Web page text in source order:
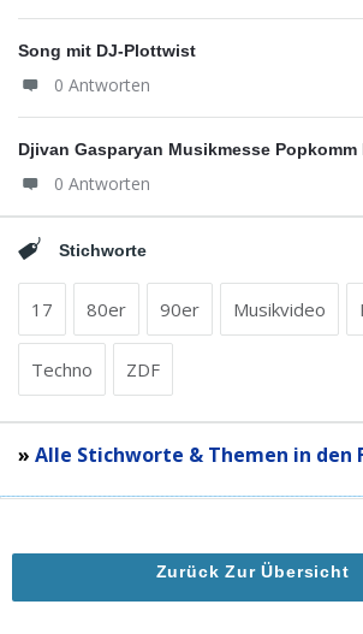
Song mit DJ-Plottwist
0 Antworten
Djivan Gasparyan Musikmesse Popkomm
0 Antworten
Stichworte
17 80er 90er Musikvideo
Techno ZDF
» Alle Stichworte & Themen in den
Zurück Zur Übersicht